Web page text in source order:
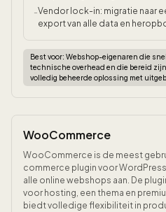
-Vendor lock-in: migratie naar
export van alle data en
Best voor: Webshop-eigenaren die
technische overhead en die bereid
volledig beheerde oplossing met
WooCommerce
WooCommerce is de meest
commerce plugin voor
alle online webshops aan. De
voor hosting, een thema en
biedt volledige flexibiliteit in